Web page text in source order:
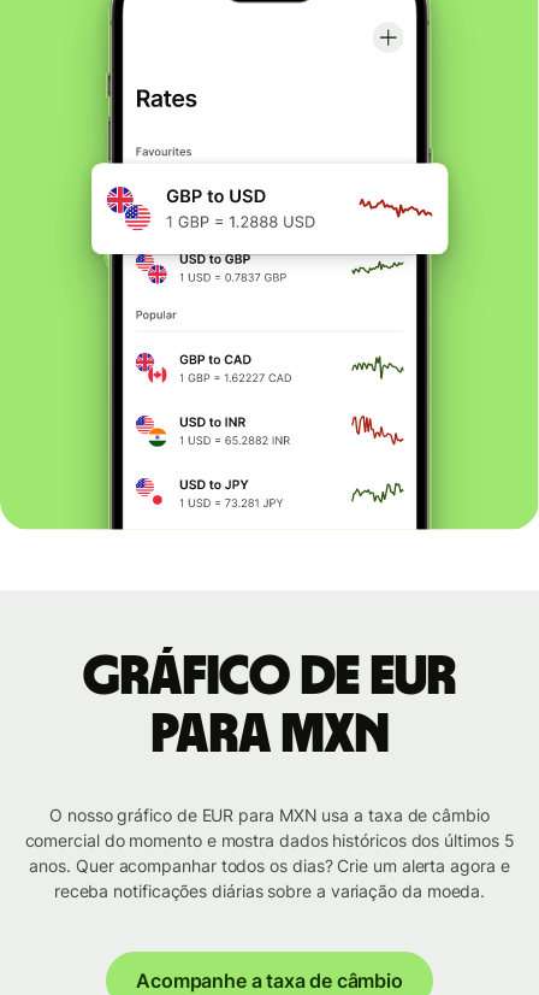
Gráfico de EUR
para MXN
O nosso gráfico de EUR para MXN usa a taxa de câmbio
comercial do momento e mostra dados históricos dos últimos 5
anos. Quer acompanhar todos os dias? Crie um alerta agora e
receba notificações diárias sobre a variação da moeda.
Acompanhe a taxa de câmbio